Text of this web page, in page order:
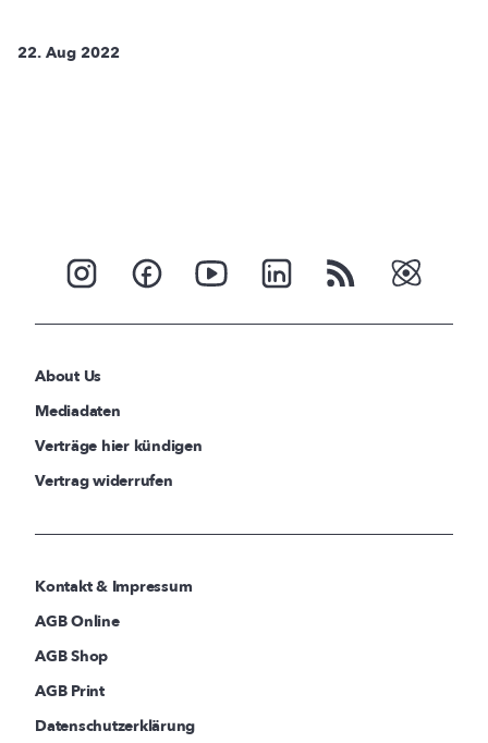
22. Aug 2022
About Us
Mediadaten
Verträge hier kündigen
Vertrag widerrufen
Kontakt & Impressum
AGB Online
AGB Shop
AGB Print
Datenschutzerklärung